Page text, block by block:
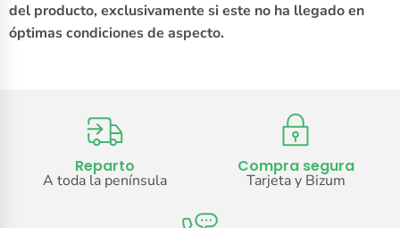
del producto, exclusivamente si este no ha llegado en
óptimas condiciones de aspecto.
Reparto
A toda la península
Compra segura
Tarjeta y Bizum